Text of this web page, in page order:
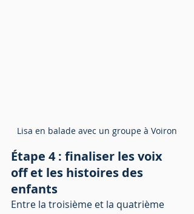
Lisa en balade avec un groupe à Voiron
Étape 4 : finaliser les voix
off et les histoires des
enfants
Entre la troisième et la quatrième